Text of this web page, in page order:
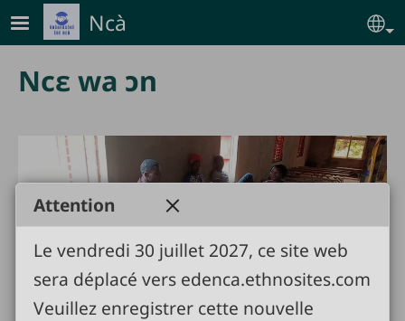
Skip to main content
Ncà
Ncɛ wa ɔn
Vérification de la
communauté à Agoua
Attention
Le vendredi 30 juillet 2027, ce site web
sera déplacé vers edenca.ethnosites.com
Veuillez enregistrer cette nouvelle